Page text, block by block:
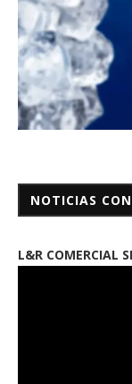
NOTICIAS
L&R COMERCIAL